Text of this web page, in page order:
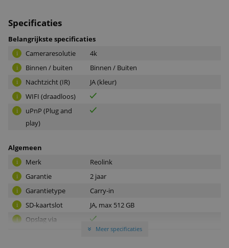
Specificaties
Belangrijkste specificaties
i Cameraresolutie 4k
i Binnen / buiten Binnen / Buiten
i Nachtzicht (IR) JA (kleur)
i WIFI (draadloos)
i
uPnP (Plug and
play)
Algemeen
i Merk Reolink
i Garantie 2 jaar
i Garantietype Carry-in
i SD-kaartslot JA, max 512 GB
i
Opslag via
» Meer specificaties